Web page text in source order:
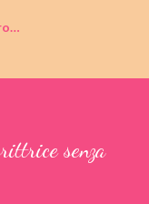
senza